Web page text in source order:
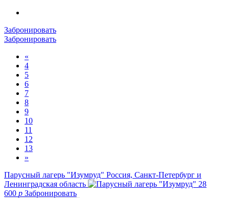
Забронировать
Забронировать
«
4
5
6
7
8
9
10
11
12
13
»
Парусный лагерь "Изумруд" Россия, Санкт-Петербург и
Ленинградская область
28
600 p Забронировать